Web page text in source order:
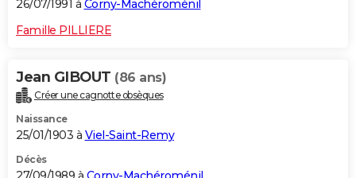
26/07/1991 à Corny-Machéroménil
Famille PILLIERE
Jean GIBOUT (86 ans)
Créer une cagnotte obsèques
Naissance
25/01/1903 à Viel-Saint-Remy
Décès